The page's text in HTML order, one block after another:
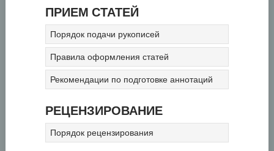
ПРИЕМ СТАТЕЙ
Порядок подачи рукописей
Правила оформления статей
Рекомендации по подготовке аннотаций
РЕЦЕНЗИРОВАНИЕ
Порядок рецензирования